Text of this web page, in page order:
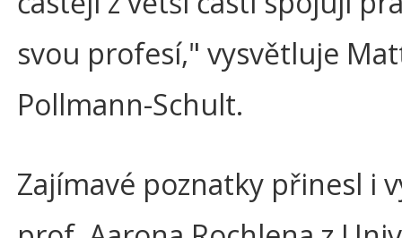
svou profesí," vysvětluje
Pollmann-Schult.
Zajímavé poznatky přinesl i